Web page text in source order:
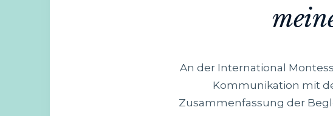
An der International
Kommunikation mit
Zusammenfassung der